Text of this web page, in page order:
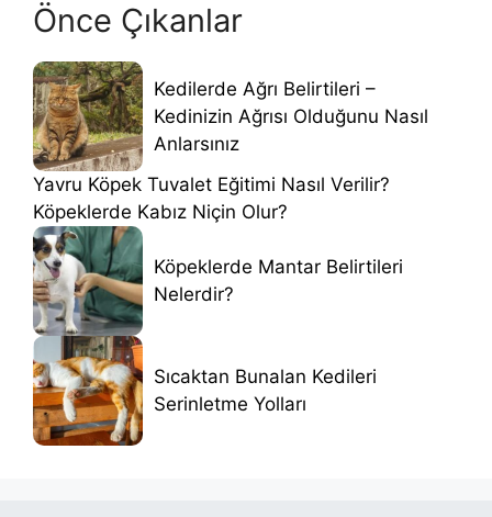
Önce Çıkanlar
Kedilerde Ağrı Belirtileri –
Kedinizin Ağrısı Olduğunu Nasıl
Anlarsınız
Yavru Köpek Tuvalet Eğitimi Nasıl Verilir?
Köpeklerde Kabız Niçin Olur?
Köpeklerde Mantar Belirtileri
Nelerdir?
Sıcaktan Bunalan Kedileri
Serinletme Yolları